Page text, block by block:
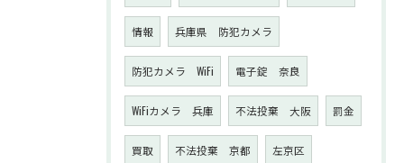
情報 兵庫県 防犯カメラ
防犯カメラ WiFi 電子錠 奈良
WiFiカメラ 兵庫 不法投棄 大阪 罰金
買取 不法投棄 京都 左京区